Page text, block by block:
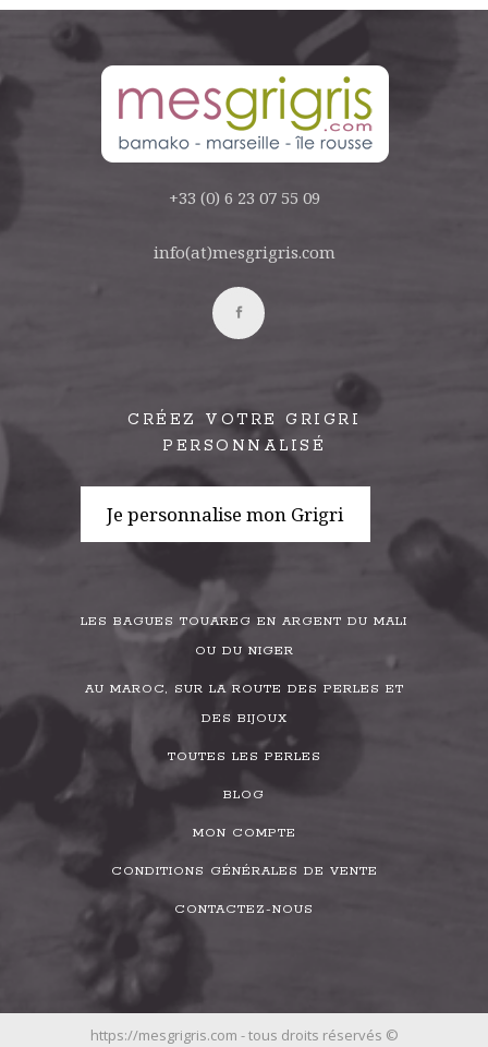
+33 (0) 6 23 07 55 09
info(at)mesgrigris.com
CRÉEZ VOTRE GRIGRI
PERSONNALISÉ
Je personnalise mon Grigri
LES BAGUES TOUAREG EN ARGENT DU MALI
OU DU NIGER
AU MAROC, SUR LA ROUTE DES PERLES ET
DES BIJOUX
TOUTES LES PERLES
BLOG
MON COMPTE
CONDITIONS GÉNÉRALES DE VENTE
CONTACTEZ-NOUS
https://mesgrigris.com - tous droits réservés ©